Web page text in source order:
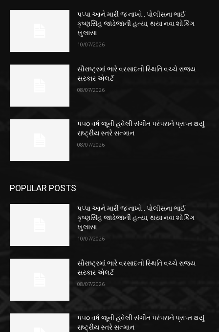
પપ્પા આને મારી જ નાખો.. પોલીસના ભાઈ
કૃષ્ણસિંહ જાડેજાની હત્યા, થયા નવા શોકિંગ
ખુલાસા
10/07/2026
સૌરાષ્ટ્રમાં ભારે વરસાદની સ્થિતિ વચ્ચે રાજ્ય
સરકાર એલર્ટ
08/07/2026
૫૫૦ વર્ષ જૂની હવેલી સંગીત પરંપરાને પ્રાપ્ત થયું
રાષ્ટ્રીય સ્તરે સન્માન
08/07/2026
POPULAR POSTS
પપ્પા આને મારી જ નાખો.. પોલીસના ભાઈ
કૃષ્ણસિંહ જાડેજાની હત્યા, થયા નવા શોકિંગ
ખુલાસા
10/07/2026
સૌરાષ્ટ્રમાં ભારે વરસાદની સ્થિતિ વચ્ચે રાજ્ય
સરકાર એલર્ટ
08/07/2026
૫૫૦ વર્ષ જૂની હવેલી સંગીત પરંપરાને પ્રાપ્ત થયું
રાષ્ટ્રીય સ્તરે સન્માન